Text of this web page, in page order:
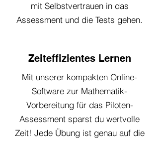
mit Selbstvertrauen in das
Assessment und die Tests gehen.
Zeiteffizientes Lernen
Mit unserer kompakten Online-
Software zur Mathematik-
Vorbereitung für das Piloten-
Assessment sparst du wertvolle
Zeit! Jede Übung ist genau auf die